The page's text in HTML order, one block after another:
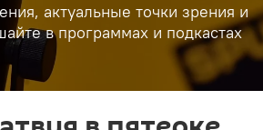
актуальные точки зрения и
в программах и подкастах